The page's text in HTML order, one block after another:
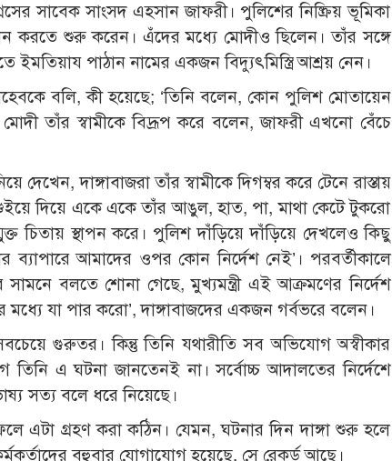
সাবেক সাংসদ এহসান জাফরী। পুলিশের নিষ্ক্রিয় ভূমিকা
করতে শুরু করেন। এঁদের মধ্যে মোদীও ছিলেন। তাঁর সঙ্গে
পাঠান নামের একজন বিদ্যুৎমিস্ত্রি আশ্রয় নেন।
বলি, কী হয়েছে; ‘তিনি বলেন, কোন পুলিশ মোতায়েন
মোদী তাঁর স্বামীকে বিদ্রূপ করে বলেন, জাফরী এখনো বেঁচে
দাঙ্গাবাজরা তাঁর স্বামীকে দিগম্বর করে টেনে রাস্তায়
দিয়ে একে একে তাঁর আঙুল, হাত, পা, মাথা কেটে টুকরো
স্থাপন করে। পুলিশ দাঁড়িয়ে দাঁড়িয়ে দেখলেও কিছু
আমাদের ওপর কোন নির্দেশ নেই’। পরবর্তীকালে
সামনে বলতে শোনা গেছে, মুখ্যমন্ত্রী এই আক্রমণের নির্দেশ
যা পার করো’, দাঙ্গাবাজদের একজন গর্বভরে বলেন।
গুরুতর। কিন্তু তিনি যথারীতি সব অভিযোগ অস্বীকার
এ ঘটনা জানতেনই না। সর্বোচ্চ আদালতের নির্দেশে
সত্য বলে ধরে নিয়েছে।
গ্রহণ করা কঠিন। যেমন, ঘটনার দিন দাঙ্গা শুরু হলে
বহুবার যোগাযোগ হয়েছে, সে রেকর্ড আছে।